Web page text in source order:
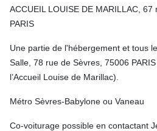
ACCUEIL LOUISE DE MARILLAC,
PARIS
Une partie de l'hébergement et tous
Salle, 78 rue de Sèvres, 75006
l’Accueil Louise de Marillac).
Métro Sèvres-Babylone ou Vaneau
Co-voiturage possible en contactant